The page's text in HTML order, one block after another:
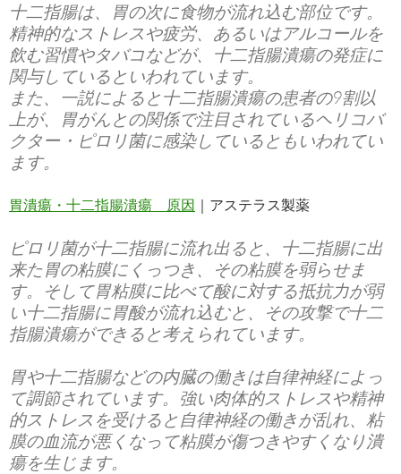
十二指腸は、胃の次に食物が流れ込む部位です。
精神的なストレスや疲労、あるいはアルコールを
飲む習慣やタバコなどが、十二指腸潰瘍の発症に
関与しているといわれています。
また、一説によると十二指腸潰瘍の患者の9割以
上が、胃がんとの関係で注目されているヘリコバ
クター・ピロリ菌に感染しているともいわれてい
ます。
胃潰瘍・十二指腸潰瘍 原因 ｜アステラス製薬
ピロリ菌が十二指腸に流れ出ると、十二指腸に出
来た胃の粘膜にくっつき、その粘膜を弱らせま
す。そして胃粘膜に比べて酸に対する抵抗力が弱
い十二指腸に胃酸が流れ込むと、その攻撃で十二
指腸潰瘍ができると考えられています。
胃や十二指腸などの内臓の働きは自律神経によっ
て調節されています。強い肉体的ストレスや精神
的ストレスを受けると自律神経の働きが乱れ、粘
膜の血流が悪くなって粘膜が傷つきやすくなり潰
瘍を生じます。